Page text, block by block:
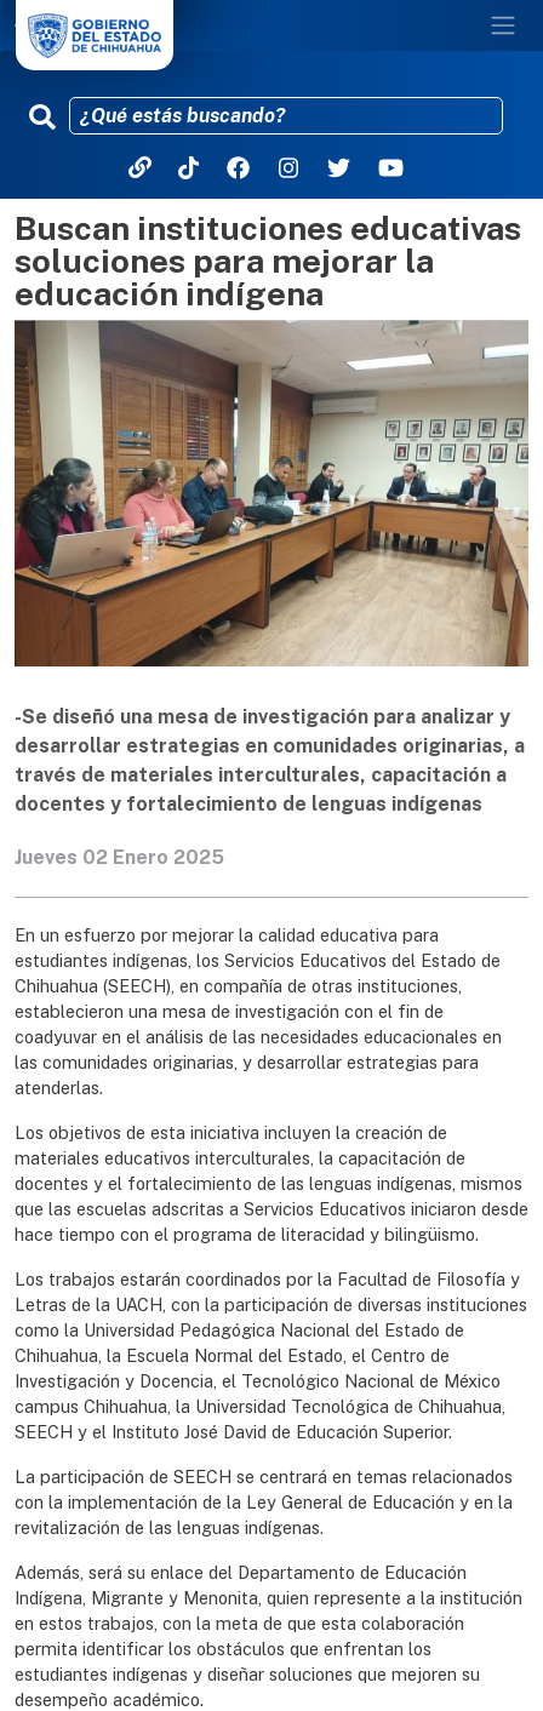
Pasar al contenido principal
Buscan instituciones educativas
soluciones para mejorar la
educación indígena
-Se diseñó una mesa de investigación para analizar y
desarrollar estrategias en comunidades originarias, a
través de materiales interculturales, capacitación a
docentes y fortalecimiento de lenguas indígenas
Jueves 02 Enero 2025
En un esfuerzo por mejorar la calidad educativa para
estudiantes indígenas, los Servicios Educativos del Estado de
Chihuahua (SEECH), en compañía de otras instituciones,
establecieron una mesa de investigación con el fin de
coadyuvar en el análisis de las necesidades educacionales en
las comunidades originarias, y desarrollar estrategias para
atenderlas.
Los objetivos de esta iniciativa incluyen la creación de
materiales educativos interculturales, la capacitación de
docentes y el fortalecimiento de las lenguas indígenas, mismos
que las escuelas adscritas a Servicios Educativos iniciaron desde
hace tiempo con el programa de literacidad y bilingüismo.
Los trabajos estarán coordinados por la Facultad de Filosofía y
Letras de la UACH, con la participación de diversas instituciones
como la Universidad Pedagógica Nacional del Estado de
Chihuahua, la Escuela Normal del Estado, el Centro de
Investigación y Docencia, el Tecnológico Nacional de México
campus Chihuahua, la Universidad Tecnológica de Chihuahua,
SEECH y el Instituto José David de Educación Superior.
La participación de SEECH se centrará en temas relacionados
con la implementación de la Ley General de Educación y en la
revitalización de las lenguas indígenas.
Además, será su enlace del Departamento de Educación
Indígena, Migrante y Menonita, quien represente a la institución
en estos trabajos, con la meta de que esta colaboración
permita identificar los obstáculos que enfrentan los
estudiantes indígenas y diseñar soluciones que mejoren su
desempeño académico.